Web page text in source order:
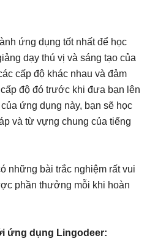
ứng dụng tốt nhất để học
dạy thú vị và sáng tạo của
cấp độ khác nhau và đảm
độ đó trước khi đưa bạn lên
ứng dụng này, bạn sẽ học
và từ vựng chung của tiếng
những bài trắc nghiệm rất vui
phần thưởng mỗi khi hoàn
ứng dụng Lingodeer: